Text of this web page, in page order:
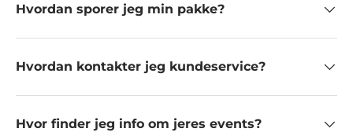
Hvordan sporer jeg min pakke?
Hvordan kontakter jeg kundeservice?
Hvor finder jeg info om jeres events?